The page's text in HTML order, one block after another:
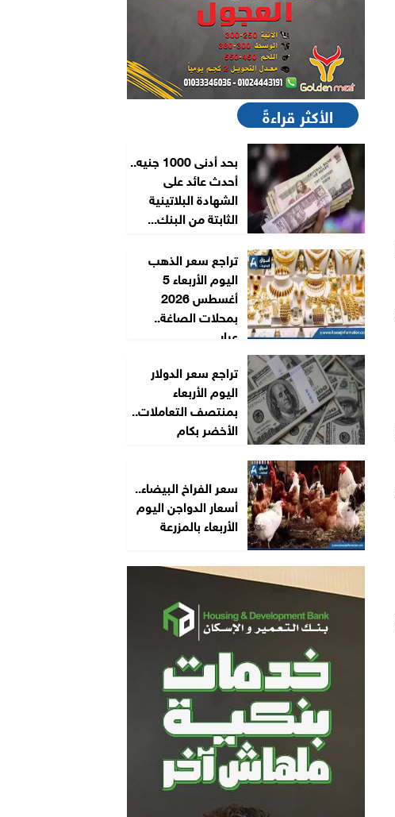
الأكثر قراءةً
بحد أدنى 1000 جنيه..
أحدث عائد على
الشهادة البلاتينية
الثابتة من البنك...
تراجع سعر الذهب
اليوم الأربعاء 5
أغسطس 2026
بمحلات الصاغة..
عيار...
تراجع سعر الدولار
اليوم الأربعاء
بمنتصف التعاملات..
الأخضر بكام
سعر الفراخ البيضاء..
أسعار الدواجن اليوم
الأربعاء بالمزرعة